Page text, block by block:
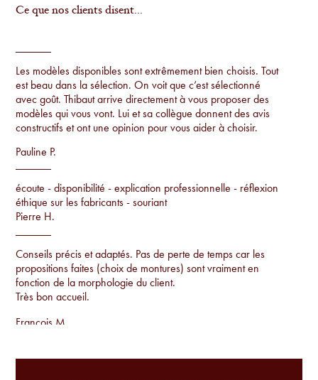
Ce que nos clients disent...
Les modèles disponibles sont extrêmement bien choisis. Tout
est beau dans la sélection. On voit que c’est sélectionné
avec goût. Thibaut arrive directement à vous proposer des
modèles qui vous vont. Lui et sa collègue donnent des avis
constructifs et ont une opinion pour vous aider à choisir.
Pauline P.
écoute - disponibilité - explication professionnelle - réflexion
éthique sur les fabricants - souriant
Pierre H.
Conseils précis et adaptés. Pas de perte de temps car les
propositions faites (choix de montures) sont vraiment en
fonction de la morphologie du client.
Très bon accueil.
Francois M.
Conseils par rapport à la morphologie, proposition de